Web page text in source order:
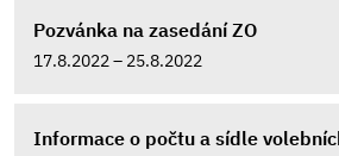
Pozvánka na zasedání ZO
17.8.2022 – 25.8.2022
Informace o počtu a sídle